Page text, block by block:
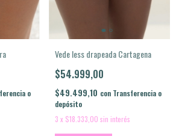
o
Vede less drapeada Cartagena
$54.999,00
$49.499,10 con Transferencia o
depósito
3 x $18.333,00 sin interés